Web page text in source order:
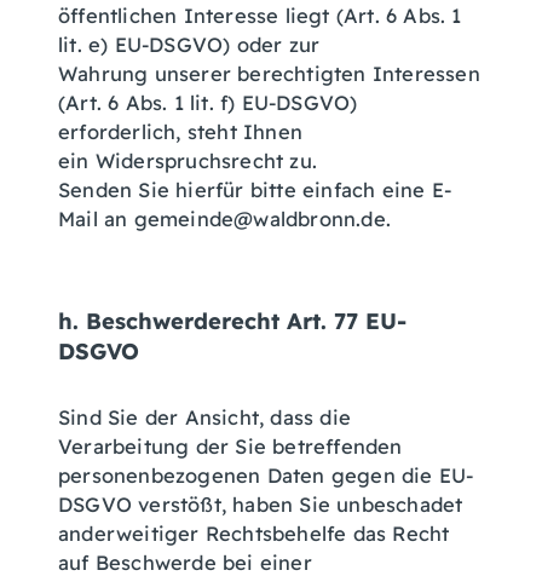
öffentlichen Interesse liegt (Art. 6 Abs. 1
lit. e) EU-DSGVO) oder zur
Wahrung unserer berechtigten Interessen
(Art. 6 Abs. 1 lit. f) EU-DSGVO)
erforderlich, steht Ihnen
ein Widerspruchsrecht zu.
Senden Sie hierfür bitte einfach eine E-
Mail an gemeinde@waldbronn.de.
h. Beschwerderecht Art. 77 EU-
DSGVO
Sind Sie der Ansicht, dass die
Verarbeitung der Sie betreffenden
personenbezogenen Daten gegen die EU-
DSGVO verstößt, haben Sie unbeschadet
anderweitiger Rechtsbehelfe das Recht
auf Beschwerde bei einer